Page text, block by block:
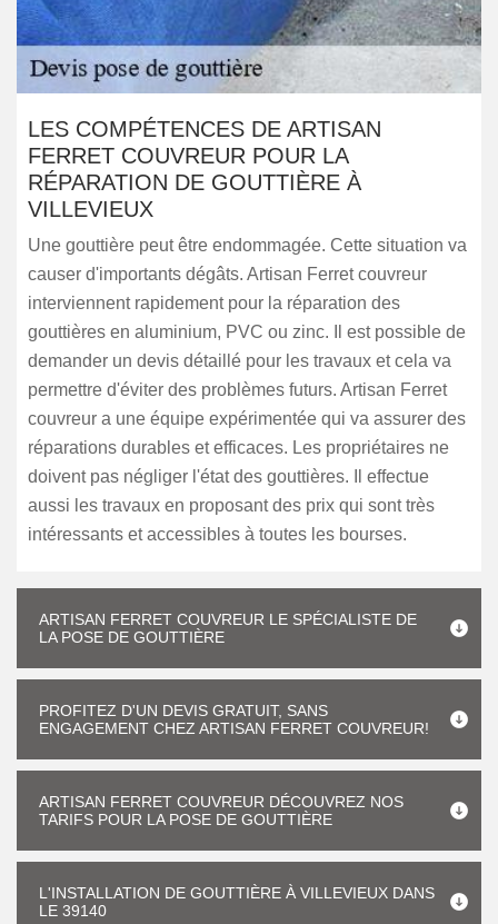
LES COMPÉTENCES DE ARTISAN
FERRET COUVREUR POUR LA
RÉPARATION DE GOUTTIÈRE À
VILLEVIEUX
Une gouttière peut être endommagée. Cette situation va
causer d'importants dégâts. Artisan Ferret couvreur
interviennent rapidement pour la réparation des
gouttières en aluminium, PVC ou zinc. Il est possible de
demander un devis détaillé pour les travaux et cela va
permettre d'éviter des problèmes futurs. Artisan Ferret
couvreur a une équipe expérimentée qui va assurer des
réparations durables et efficaces. Les propriétaires ne
doivent pas négliger l'état des gouttières. Il effectue
aussi les travaux en proposant des prix qui sont très
intéressants et accessibles à toutes les bourses.
ARTISAN FERRET COUVREUR LE SPÉCIALISTE DE
LA POSE DE GOUTTIÈRE
PROFITEZ D'UN DEVIS GRATUIT, SANS
ENGAGEMENT CHEZ ARTISAN FERRET COUVREUR!
ARTISAN FERRET COUVREUR DÉCOUVREZ NOS
TARIFS POUR LA POSE DE GOUTTIÈRE
L'INSTALLATION DE GOUTTIÈRE À VILLEVIEUX DANS
LE 39140